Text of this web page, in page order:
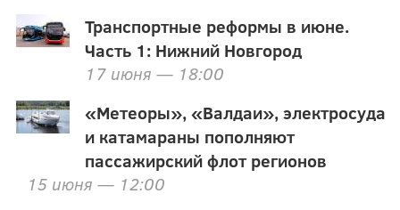
Транспортные реформы в июне.
Часть 1: Нижний Новгород
17 июня — 18:00
«Метеоры», «Валдаи», электросуда
и катамараны пополняют
пассажирский флот регионов
15 июня — 12:00